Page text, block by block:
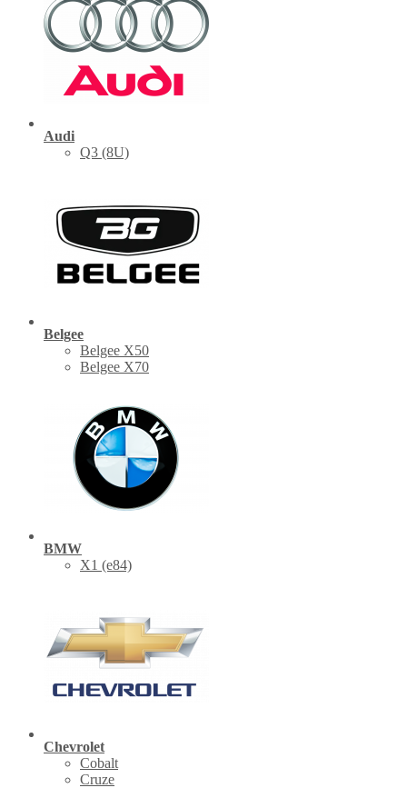
Audi
Q3 (8U)
Belgee
Belgee X50
Belgee X70
BMW
X1 (е84)
Chevrolet
Cobalt
Cruze